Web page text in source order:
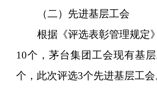
（二）先进基层工会
根据《评选表彰管理规定
10个，茅台集团工会现有基
个，此次评选3个先进基层工会